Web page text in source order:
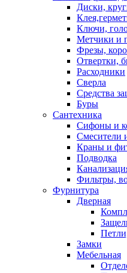
Диски,
Ключи,
Метчики и
Фрезы,
Отвертки,
Расходники
Сверла
Средства
Буры
Сантехника
Сифоны и
Смесители
Краны и
Подводка
Фильтры,
Фурнитура
Дверная
Замки
Мебельная